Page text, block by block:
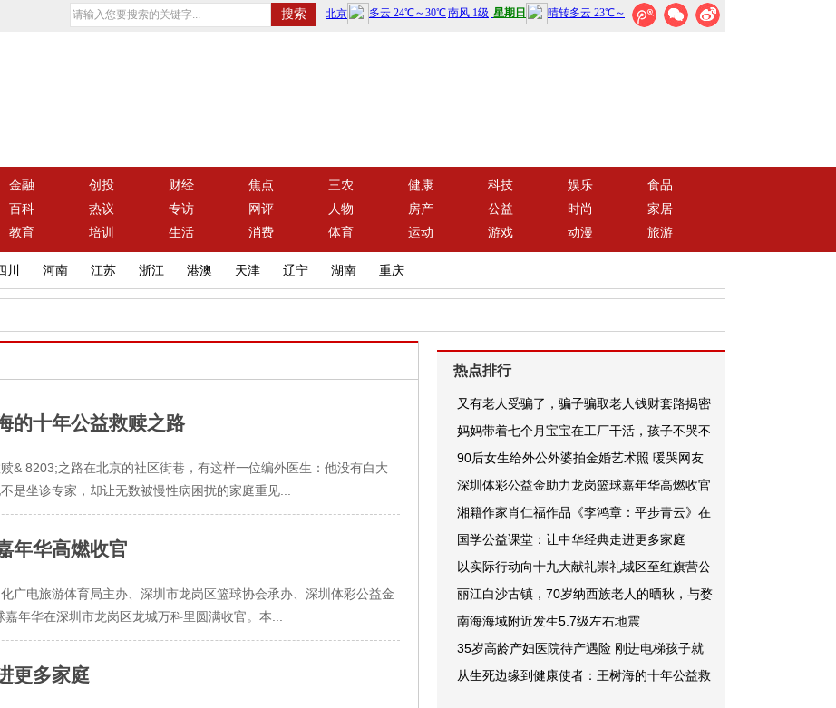
金融 创投 财经 焦点 三农 健康 科技 娱乐
食品
百科 热议 专访 网评 人物 房产 公益 时尚
家居
教育 培训 生活 消费 体育 运动 游戏 动漫 旅游
川 河南 江苏 浙江 港澳 天津 辽宁 湖南 重庆
的十年公益救赎之路
& 8203;之路在北京的社区街巷，有这样一位编外医生：他没有白大
是坐诊专家，却让无数被慢性病困扰的家庭重见...
年华高燃收官
广电旅游体育局主办、深圳市龙岗区篮球协会承办、深圳体彩公益金
年华在深圳市龙岗区龙城万科里圆满收官。本...
更多家庭
热点排行
又有老人受骗了，骗子骗取老人钱财套路揭密
妈妈带着七个月宝宝在工厂干活，孩子不哭不
90后女生给外公外婆拍金婚艺术照 暖哭网友
深圳体彩公益金助力龙岗篮球嘉年华高燃收官
湘籍作家肖仁福作品《李鸿章：平步青云》在
国学公益课堂：让中华经典走进更多家庭
以实际行动向十九大献礼崇礼城区至红旗营公
丽江白沙古镇，70岁纳西族老人的晒秋，与婺
南海海域附近发生5.7级左右地震
35岁高龄产妇医院待产遇险 刚进电梯孩子就
从生死边缘到健康使者：王树海的十年公益救